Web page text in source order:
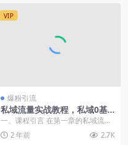
VIP
爆粉引流
私域流量实战教程，私域0基
础入门，全面掌握私域运营知
识
一、课程引言 在第一章的私域流量
先导课中，我们将开启关于私域流
量运营的深入探讨。...
2 年前 2.7K